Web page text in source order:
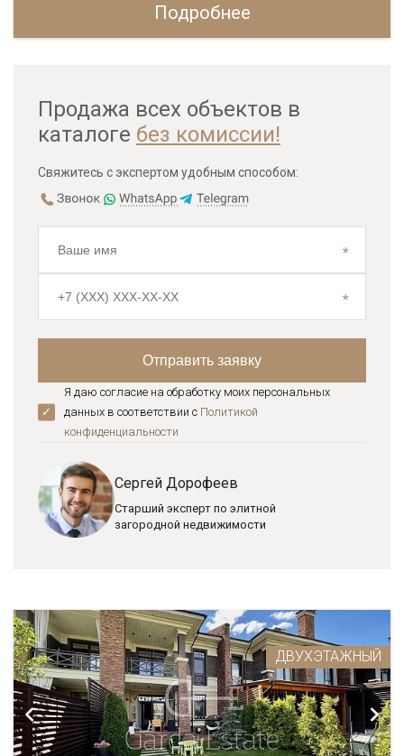
Подробнее
Продажа всех объектов в
каталоге без комиссии!
Свяжитесь с экспертом удобным способом:
Я даю согласие на обработку моих персональных
данных в соответствии с Политикой
конфиденциальноcти
Сергей Дорофеев
Старший эксперт по элитной
загородной недвижимости
ДВУХЭТАЖНЫЙ